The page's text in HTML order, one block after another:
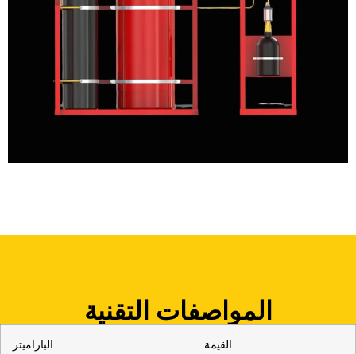
المواصفات التقنية
الباراميتر القيمة